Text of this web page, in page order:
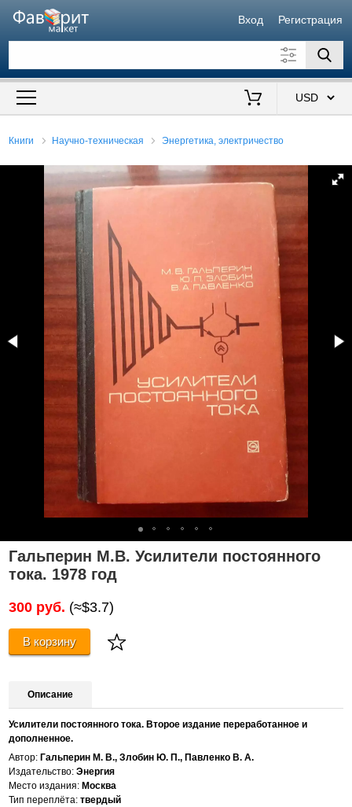
Вход Регистрация
Искать также в описании
Книги Научно-техническая Энергетика, электричество
Гальперин М.В. Усилители постоянного
тока. 1978 год
300 руб. (≈$3.7)
В корзину
Описание
Усилители постоянного тока. Второе издание переработанное и
дополненное.
Автор: Гальперин М. В., Злобин Ю. П., Павленко В. А.
Издательство:Энергия
Место издания: Москва
Тип переплёта:твердый